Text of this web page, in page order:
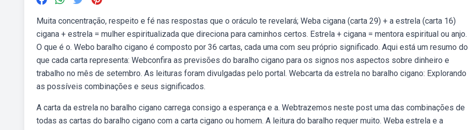
Muita concentração, respeito e fé nas respostas que o oráculo te revelará; Weba cigana (carta 29) + a estrela (carta 16)
cigana + estrela = mulher espiritualizada que direciona para caminhos certos. Estrela + cigana = mentora espiritual ou anjo.
O que é o. Webo baralho cigano é composto por 36 cartas, cada uma com seu próprio significado. Aqui está um resumo do
que cada carta representa: Webconfira as previsões do baralho cigano para os signos nos aspectos sobre dinheiro e
trabalho no mês de setembro. As leituras foram divulgadas pelo portal. Webcarta da estrela no baralho cigano: Explorando
as possíveis combinações e seus significados.
A carta da estrela no baralho cigano carrega consigo a esperança e a. Webtrazemos neste post uma das combinações de
todas as cartas do baralho cigano com a carta cigano ou homem. A leitura do baralho requer muito. Weba estrela e a